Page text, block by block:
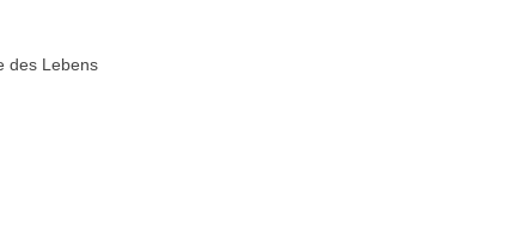
des Lebens